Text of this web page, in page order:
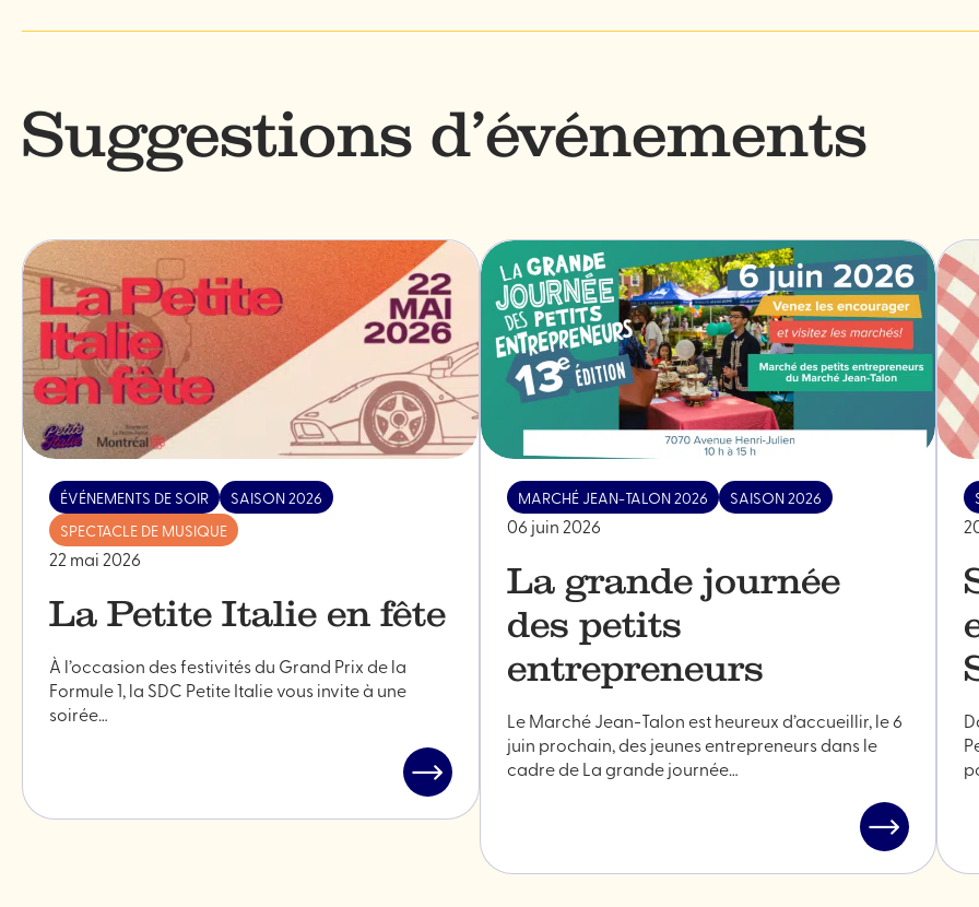
Suggestions d’événements
ÉVÉNEMENTS DE SOIR
SAISON 2026
SPECTACLE DE MUSIQUE
22 mai 2026
La Petite Italie en fête
À l’occasion des festivités du Grand Prix de la
Formule 1, la SDC Petite Italie vous invite à une
soirée…
Lire
l'article
MARCHÉ JEAN-TALON 2026 SAISON 2026
06 juin 2026
La grande journée
des petits
entrepreneurs
Le Marché Jean-Talon est heureux d’accueillir, le 6
juin prochain, des jeunes entrepreneurs dans le
cadre de La grande journée…
Lire
l'article